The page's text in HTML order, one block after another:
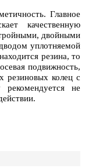
Главное
качественную
двойными
уплотняемой
резина, то
подвижность,
резиновых колец с
рекомендуется не